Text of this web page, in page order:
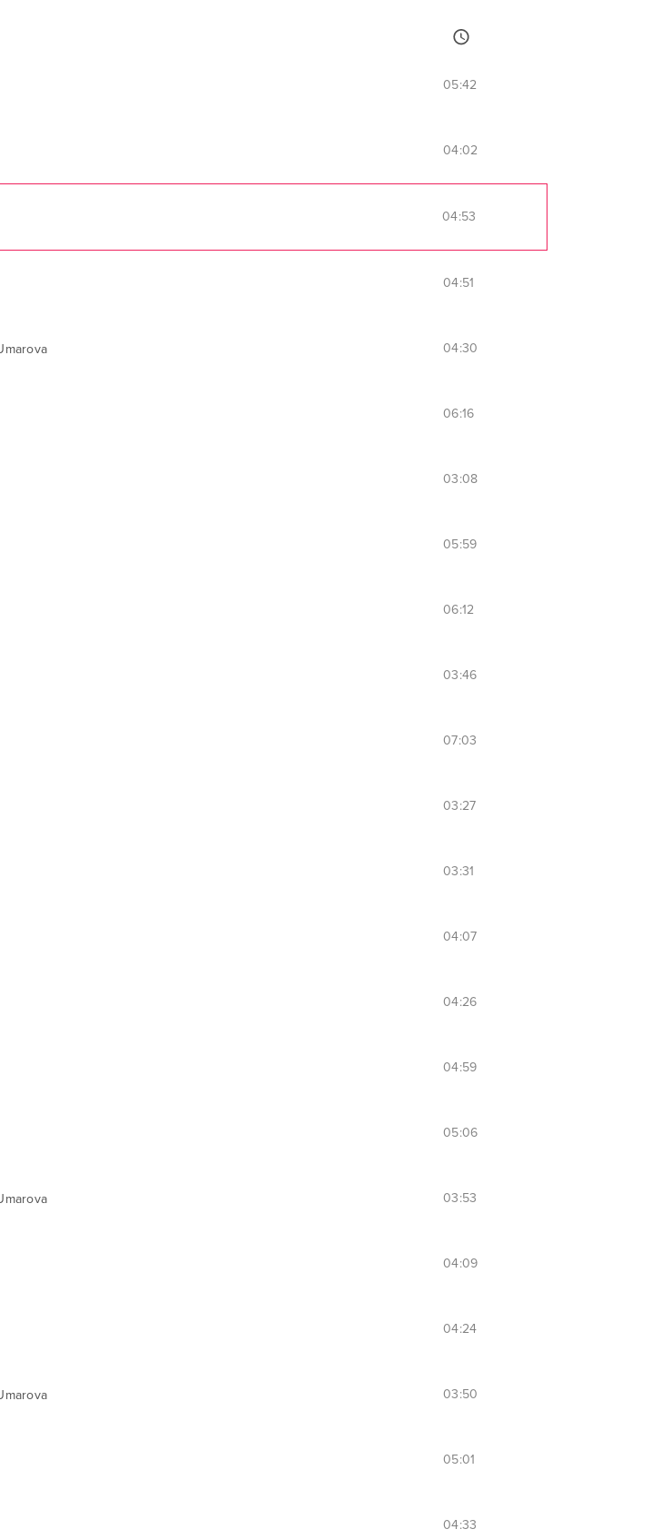
05:42
04:02
04:53
04:51
04:30
06:16
03:08
05:59
06:12
03:46
07:03
03:27
03:31
04:07
04:26
04:59
05:06
03:53
04:09
04:24
03:50
05:01
04:33